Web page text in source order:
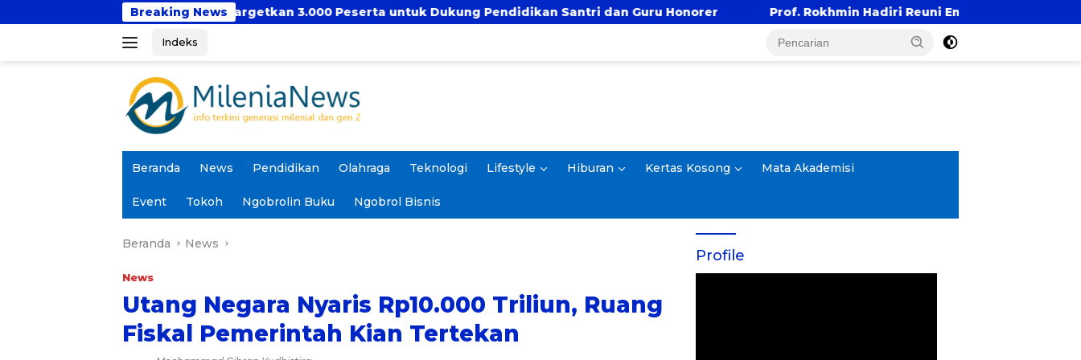
ke
Breaking News
Kembali, Targetkan 3.000 Peserta untuk Dukung Pendidikan Santri dan Guru Honorer Prof. Rokhmin Hadiri Reuni Emas Alumni SMANDA Kota Cirebon
Indeks
Beranda News Pendidikan Olahraga Teknologi Lifestyle Hiburan Kertas Kosong Mata Akademisi
Event Tokoh Ngobrolin Buku Ngobrol Bisnis
Beranda News
News
Utang Negara Nyaris Rp10.000 Triliun, Ruang
Fiskal Pemerintah Kian Tertekan
Profile